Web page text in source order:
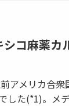
シコ麻薬カ
アメリカ合衆
した(*1)。メ